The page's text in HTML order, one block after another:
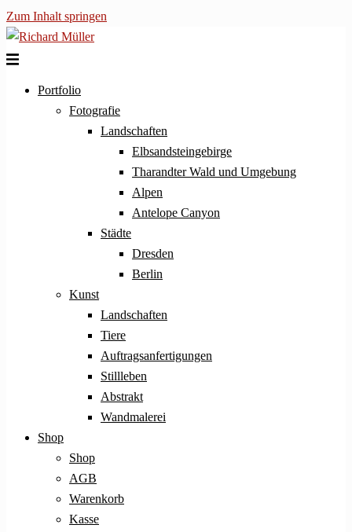
Zum Inhalt springen
Portfolio
Fotografie
Landschaften
Elbsandsteingebirge
Tharandter Wald und Umgebung
Alpen
Antelope Canyon
Städte
Dresden
Berlin
Kunst
Landschaften
Tiere
Auftragsanfertigungen
Stillleben
Abstrakt
Wandmalerei
Shop
Shop
AGB
Warenkorb
Kasse